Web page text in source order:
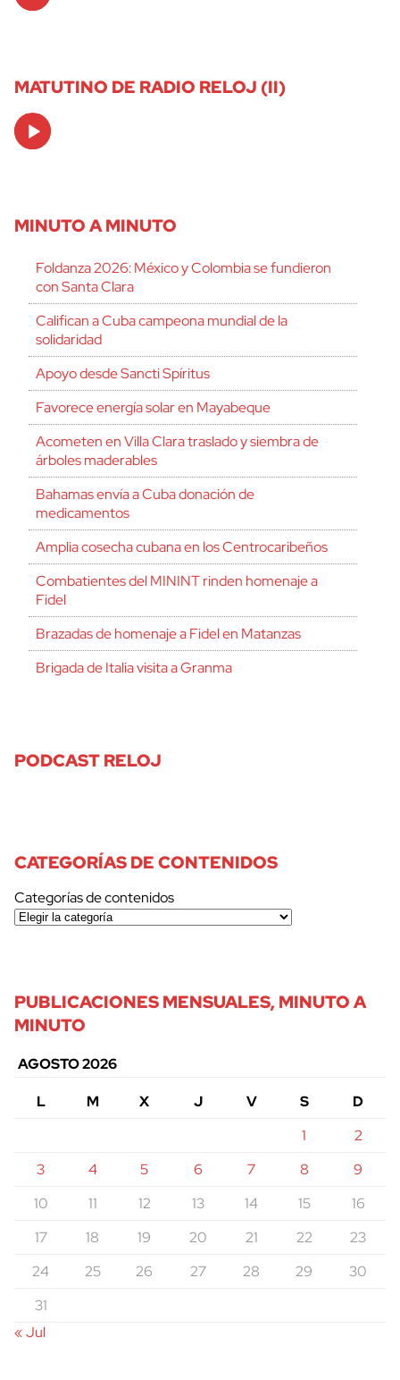
MATUTINO DE RADIO RELOJ (II)
Audio
Player
MINUTO A MINUTO
Foldanza 2026: México y Colombia se fundieron
con Santa Clara
Califican a Cuba campeona mundial de la
solidaridad
Apoyo desde Sancti Spíritus
Favorece energía solar en Mayabeque
Acometen en Villa Clara traslado y siembra de
árboles maderables
Bahamas envía a Cuba donación de
medicamentos
Amplia cosecha cubana en los Centrocaribeños
Combatientes del MININT rinden homenaje a
Fidel
Brazadas de homenaje a Fidel en Matanzas
Brigada de Italia visita a Granma
PODCAST RELOJ
CATEGORÍAS DE CONTENIDOS
Categorías de contenidos
PUBLICACIONES MENSUALES, MINUTO A
MINUTO
AGOSTO 2026
L
M X J V S
D
1
2
3
4 5 6 7 8
9
10
11 12 13 14 15
16
17
18 19 20 21 22
23
24
25 26 27 28 29
30
31
« Jul